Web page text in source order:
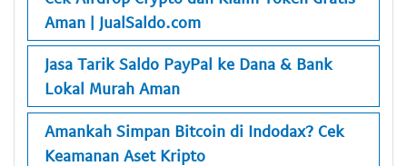
Aman | JualSaldo.com
Jasa Tarik Saldo PayPal ke Dana & Bank
Lokal Murah Aman
Amankah Simpan Bitcoin di Indodax? Cek
Keamanan Aset Kripto